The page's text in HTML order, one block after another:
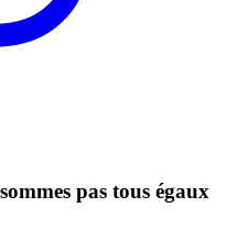
pas tous égaux